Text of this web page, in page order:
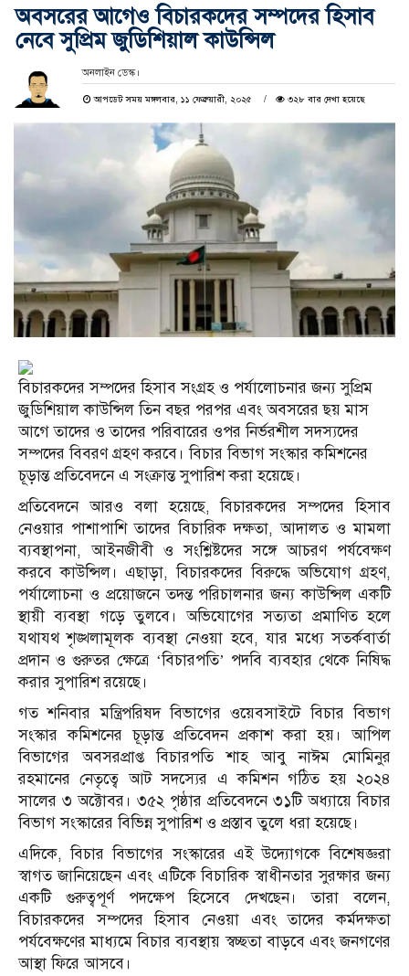
অবসরের আগেও বিচারকদের সম্পদের হিসাব
নেবে সুপ্রিম জুডিশিয়াল কাউন্সিল
অনলাইন ডেস্ক।
আপডেট সময় মঙ্গলবার, ১১ ফেব্রুয়ারী, ২০২৫ ৩২৮ বার দেখা হয়েছে
বিচারকদের সম্পদের হিসাব সংগ্রহ ও পর্যালোচনার জন্য সুপ্রিম
জুডিশিয়াল কাউন্সিল তিন বছর পরপর এবং অবসরের ছয় মাস
আগে তাদের ও তাদের পরিবারের ওপর নির্ভরশীল সদস্যদের
সম্পদের বিবরণ গ্রহণ করবে। বিচার বিভাগ সংস্কার কমিশনের
চূড়ান্ত প্রতিবেদনে এ সংক্রান্ত সুপারিশ করা হয়েছে।
প্রতিবেদনে আরও বলা হয়েছে, বিচারকদের সম্পদের হিসাব
নেওয়ার পাশাপাশি তাদের বিচারিক দক্ষতা, আদালত ও মামলা
ব্যবস্থাপনা, আইনজীবী ও সংশ্লিষ্টদের সঙ্গে আচরণ পর্যবেক্ষণ
করবে কাউন্সিল। এছাড়া, বিচারকদের বিরুদ্ধে অভিযোগ গ্রহণ,
পর্যালোচনা ও প্রয়োজনে তদন্ত পরিচালনার জন্য কাউন্সিল একটি
স্থায়ী ব্যবস্থা গড়ে তুলবে। অভিযোগের সত্যতা প্রমাণিত হলে
যথাযথ শৃঙ্খলামূলক ব্যবস্থা নেওয়া হবে, যার মধ্যে সতর্কবার্তা
প্রদান ও গুরুতর ক্ষেত্রে ‘বিচারপতি’ পদবি ব্যবহার থেকে নিষিদ্ধ
করার সুপারিশ রয়েছে।
গত শনিবার মন্ত্রিপরিষদ বিভাগের ওয়েবসাইটে বিচার বিভাগ
সংস্কার কমিশনের চূড়ান্ত প্রতিবেদন প্রকাশ করা হয়। আপিল
বিভাগের অবসরপ্রাপ্ত বিচারপতি শাহ আবু নাঈম মোমিনুর
রহমানের নেতৃত্বে আট সদস্যের এ কমিশন গঠিত হয় ২০২৪
সালের ৩ অক্টোবর। ৩৫২ পৃষ্ঠার প্রতিবেদনে ৩১টি অধ্যায়ে বিচার
বিভাগ সংস্কারের বিভিন্ন সুপারিশ ও প্রস্তাব তুলে ধরা হয়েছে।
এদিকে, বিচার বিভাগের সংস্কারের এই উদ্যোগকে বিশেষজ্ঞরা
স্বাগত জানিয়েছেন এবং এটিকে বিচারিক স্বাধীনতার সুরক্ষার জন্য
একটি গুরুত্বপূর্ণ পদক্ষেপ হিসেবে দেখছেন। তারা বলেন,
বিচারকদের সম্পদের হিসাব নেওয়া এবং তাদের কর্মদক্ষতা
পর্যবেক্ষণের মাধ্যমে বিচার ব্যবস্থায় স্বচ্ছতা বাড়বে এবং জনগণের
আস্থা ফিরে আসবে।